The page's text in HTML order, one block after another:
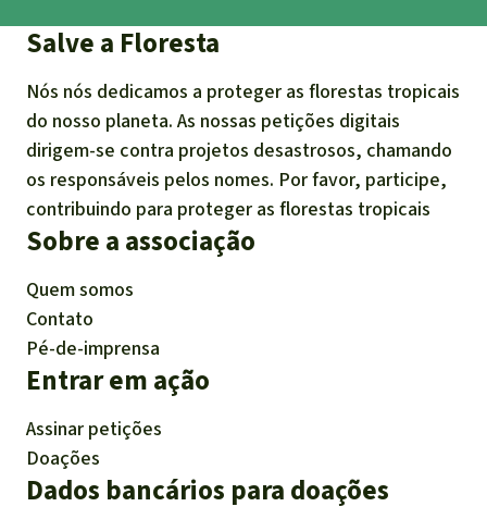
Salve a Floresta
Nós nós dedicamos a proteger as florestas tropicais
do nosso planeta. As nossas petições digitais
dirigem-se contra projetos desastrosos, chamando
os responsáveis pelos nomes. Por favor, participe,
contribuindo para proteger as florestas tropicais
Sobre a associação
Quem somos
Contato
Pé-de-imprensa
Entrar em ação
Assinar petições
Doações
Dados bancários para doações